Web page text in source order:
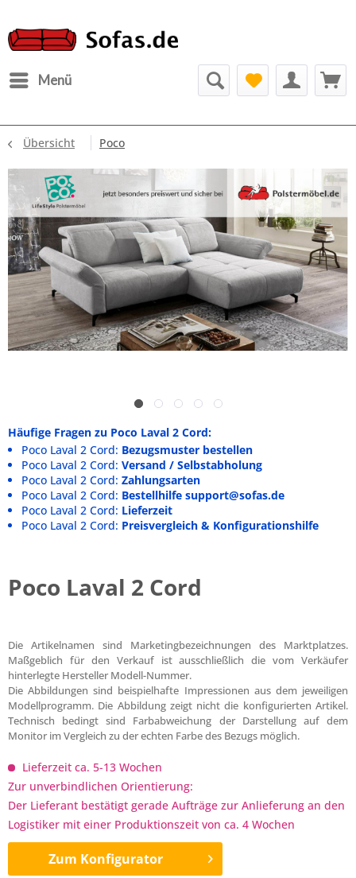
Menü
Übersicht Poco
Häufige Fragen zu Poco Laval 2 Cord:
Poco Laval 2 Cord: Bezugsmuster bestellen
Poco Laval 2 Cord: Versand / Selbstabholung
Poco Laval 2 Cord: Zahlungsarten
Poco Laval 2 Cord: Bestellhilfe support@sofas.de
Poco Laval 2 Cord: Lieferzeit
Poco Laval 2 Cord: Preisvergleich & Konfigurationshilfe
Poco Laval 2 Cord
Die Artikelnamen sind Marketingbezeichnungen des Marktplatzes.
Maßgeblich für den Verkauf ist ausschließlich die vom Verkäufer
hinterlegte Hersteller Modell-Nummer.
Die Abbildungen sind beispielhafte Impressionen aus dem jeweiligen
Modellprogramm. Die Abbildung zeigt nicht die konfigurierten Artikel.
Technisch bedingt sind Farbabweichung der Darstellung auf dem
Monitor im Vergleich zu der echten Farbe des Bezugs möglich.
Lieferzeit ca. 5-13 Wochen
Zur unverbindlichen Orientierung:
Der Lieferant bestätigt gerade Aufträge zur Anlieferung an den
Logistiker mit einer Produktionszeit von ca. 4 Wochen
Zum Konfigurator